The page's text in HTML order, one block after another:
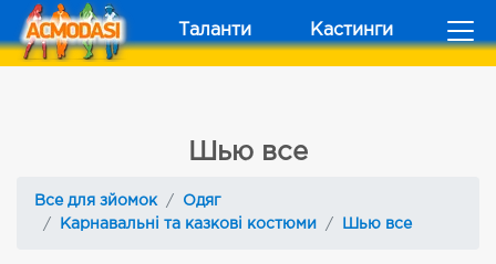
Таланти Кастинги
Шью все
Все для зйомок
Одяг
Карнавальні та казкові костюми
Шью все